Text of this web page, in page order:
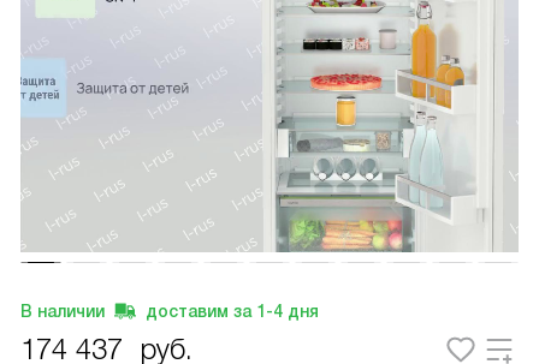
В наличии доставим за 1-4 дня
174 437 руб.